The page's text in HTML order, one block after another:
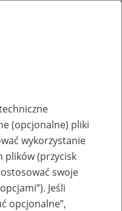
(opcjonalne) pliki
wykorzystanie
plików (przycisk
swoje
Jeśli
opcjonalne”,